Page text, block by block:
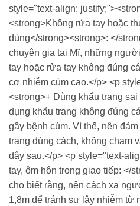
style="text-align:
<strong>Không rửa tay hoặc
đúng</strong><strong>: </
chuyên gia tại Mĩ, những
tay hoặc rửa tay không đúng
cơ nhiễm cúm cao.</p> <p
<strong>+ Dùng khẩu trang
dụng khẩu trang không đúng
gây bệnh cúm. Vì thế, nên
trang đúng cách, không chạm
dây sau.</p> <p style="text-
tay, ôm hôn trong giao tiếp: </
cho biết rằng, nên cách xa
1,8m để tránh sự lây nhiễm từ